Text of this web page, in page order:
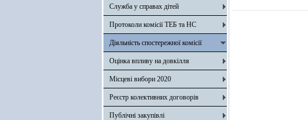
Служба у справах дітей
Протоколи комісії ТЕБ та НС
Діяльність спостережної комісії
Оцінка впливу на довкілля
Місцеві вибори 2020
Реєстр колективних договорів
Публічні закупівлі